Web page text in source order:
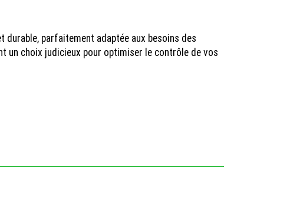
durable, parfaitement adaptée aux besoins des
un choix judicieux pour optimiser le contrôle de vos